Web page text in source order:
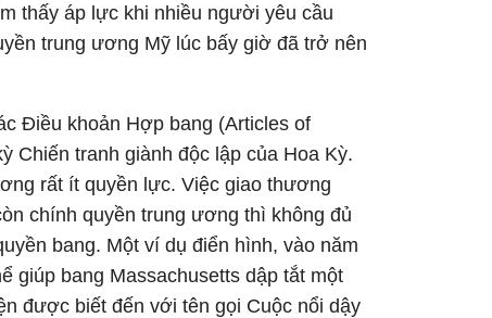
thấy áp lực khi nhiều người yêu cầu
trung ương Mỹ lúc bấy giờ đã trở nên
Điều khoản Hợp bang (Articles of
Chiến tranh giành độc lập của Hoa Kỳ.
rất ít quyền lực. Việc giao thương
chính quyền trung ương thì không đủ
bang. Một ví dụ điển hình, vào năm
giúp bang Massachusetts dập tắt một
được biết đến với tên gọi Cuộc nổi dậy